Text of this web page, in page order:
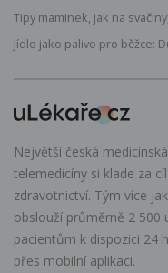
Tipy maminek, jak na
Jídlo jako palivo pro běžce:
Největší česká
telemedicíny si klade za
zdravotnictví. Tým více
obslouží průměrně 2 500
pacientům k dispozici 24
přes mobilní aplikaci.